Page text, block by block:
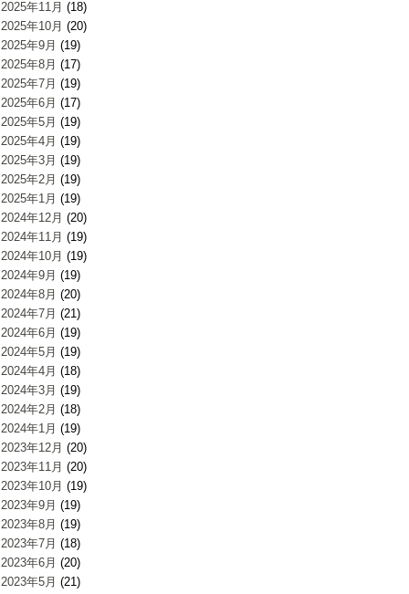
2025年11月 (18)
2025年10月 (20)
2025年9月 (19)
2025年8月 (17)
2025年7月 (19)
2025年6月 (17)
2025年5月 (19)
2025年4月 (19)
2025年3月 (19)
2025年2月 (19)
2025年1月 (19)
2024年12月 (20)
2024年11月 (19)
2024年10月 (19)
2024年9月 (19)
2024年8月 (20)
2024年7月 (21)
2024年6月 (19)
2024年5月 (19)
2024年4月 (18)
2024年3月 (19)
2024年2月 (18)
2024年1月 (19)
2023年12月 (20)
2023年11月 (20)
2023年10月 (19)
2023年9月 (19)
2023年8月 (19)
2023年7月 (18)
2023年6月 (20)
2023年5月 (21)